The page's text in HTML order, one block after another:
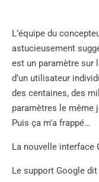
L’équipe du
astucieusement
est un paramètre sur
d’un utilisateur
des centaines, des
paramètres le même
Puis ça m’a frappé…
La nouvelle interface
Le support Google dit